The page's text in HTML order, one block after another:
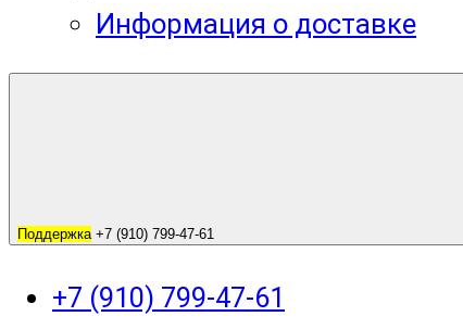
Информация о доставке
Поддержка +7 (910) 799-47-61
+7 (910) 799-47-61